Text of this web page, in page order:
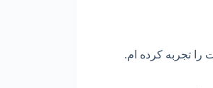
تجربه کرده ام.